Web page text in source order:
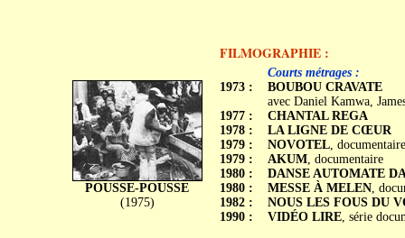
FILMOGRAPHIE :
POUSSE-POUSSE
(1975)
1973 :
1977 :
1978 :
1979 :
1979 :
1980 :
1980 :
1982 :
1990 :
Courts métrages :
BOUBOU CRAVATE
avec Daniel Kamwa,
CHANTAL REGA
LA LIGNE DE CŒUR
NOVOTEL, documentaire
AKUM, documentaire
DANSE AUTOMATE
MESSE À MELEN,
NOUS LES FOUS DU
VIDÉO LIRE, série